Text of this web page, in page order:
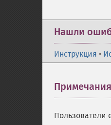
Нашли
Инструкция •
Пользователи